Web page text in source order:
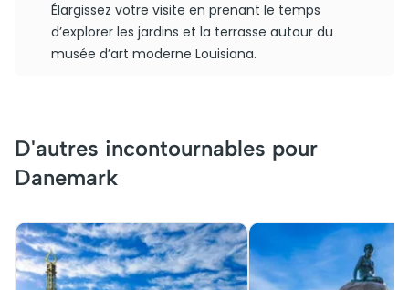
Élargissez votre visite en prenant le temps
d’explorer les jardins et la terrasse autour du
musée d’art moderne Louisiana.
D'autres incontournables pour
Danemark